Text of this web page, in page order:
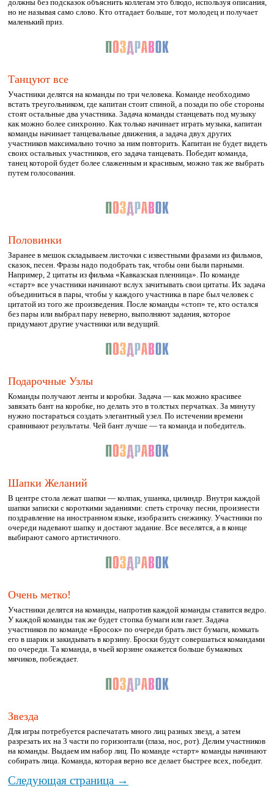
должны без подсказок объяснить коллегам это блюдо, используя описания,
но не называя само слово. Кто отгадает больше, тот молодец и получает
маленький приз.
Танцуют все
Участники делятся на команды по три человека. Команде необходимо
встать треугольником, где капитан стоит спиной, а позади по обе стороны
стоят остальные два участника. Задача команды станцевать под музыку
как можно более синхронно. Как только начинает играть музыка, капитан
команды начинает танцевальные движения, а задача двух других
участников максимально точно за ним повторить. Капитан не будет видеть
своих остальных участников, его задача танцевать. Победит команда,
танец которой будет более слаженным и красивым, можно так же выбрать
путем голосования.
Половинки
Заранее в мешок складываем листочки с известными фразами из фильмов,
сказок, песен. Фразы надо подобрать так, чтобы они были парными.
Например, 2 цитаты из фильма «Кавказская пленница». По команде
«старт» все участники начинают вслух зачитывать свои цитаты. Их задача
объединиться в пары, чтобы у каждого участника в паре был человек с
цитатой из того же произведения. После команды «стоп» те, кто остался
без пары или выбрал пару неверно, выполняют задания, которое
придумают другие участники или ведущий.
Подарочные Узлы
Команды получают ленты и коробки. Задача — как можно красивее
завязать бант на коробке, но делать это в толстых перчатках. За минуту
нужно постараться создать элегантный узел. По истечении времени
сравнивают результаты. Чей бант лучше — та команда и победитель.
Шапки Желаний
В центре стола лежат шапки — колпак, ушанка, цилиндр. Внутри каждой
шапки записки с короткими заданиями: спеть строчку песни, произнести
поздравление на иностранном языке, изобразить снежинку. Участники по
очереди надевают шапку и достают задание. Все веселятся, а в конце
выбирают самого артистичного.
Очень метко!
Участники делятся на команды, напротив каждой команды ставится ведро.
У каждой команды так же будет стопка бумаги или газет. Задача
участников по команде «Бросок» по очереди брать лист бумаги, комкать
его в шарик и закидывать в корзину. Броски будут совершаться командами
по очереди. Та команда, в чьей корзине окажется больше бумажных
мячиков, побеждает.
Звезда
Для игры потребуется распечатать много лиц разных звезд, а затем
разрезать их на 3 части по горизонтали (глаза, нос, рот). Делим участников
на команды. Выдаем им набор лиц. По команде «старт» команды начинают
собирать лица. Команда, которая верно все делает быстрее всех, победит.
Следующая страница →